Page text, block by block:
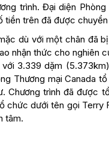
trình. Đại diện
trên đã được
dù với một chân đã
nhận thức cho nghiên
3.339 dặm
Thương mại Canada
Chương trình đã được
dưới tên gọi Terry
tâm.